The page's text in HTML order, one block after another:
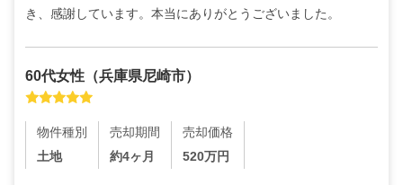
き、感謝しています。本当にありがとうございました。
60代女性 （兵庫県尼崎市）
物件種別
土地
売却期間
約4ヶ月
売却価格
520万円